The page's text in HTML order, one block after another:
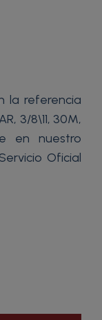
la referencia
3/8\11, 30M,
en nuestro
Oficial